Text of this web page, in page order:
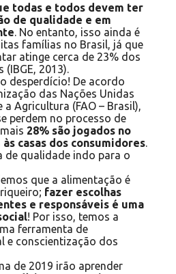
todas e todos devem ter
de qualidade e em
. No entanto, isso ainda é
famílias no Brasil, já que
atinge cerca de 23% dos
2013).
desperdício! De acordo
das Nações Unidas
Agricultura (FAO – Brasil),
perdem no processo de
28% são jogados no
casas dos consumidores.
de qualidade indo para o
que a alimentação é
fazer escolhas
e responsáveis é uma
! Por isso, temos a
ferramenta de
e conscientização dos
de 2019 irão aprender